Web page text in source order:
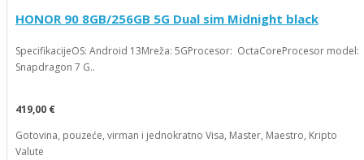
HONOR 90 8GB/256GB 5G Dual sim Midnight black
SpecifikacijeOS: Android 13Mreža: 5GProcesor: OctaCoreProcesor model:
Snapdragon 7 G..
419,00 €
Gotovina, pouzeće, virman i jednokratno Visa, Master, Maestro, Kripto
Valute